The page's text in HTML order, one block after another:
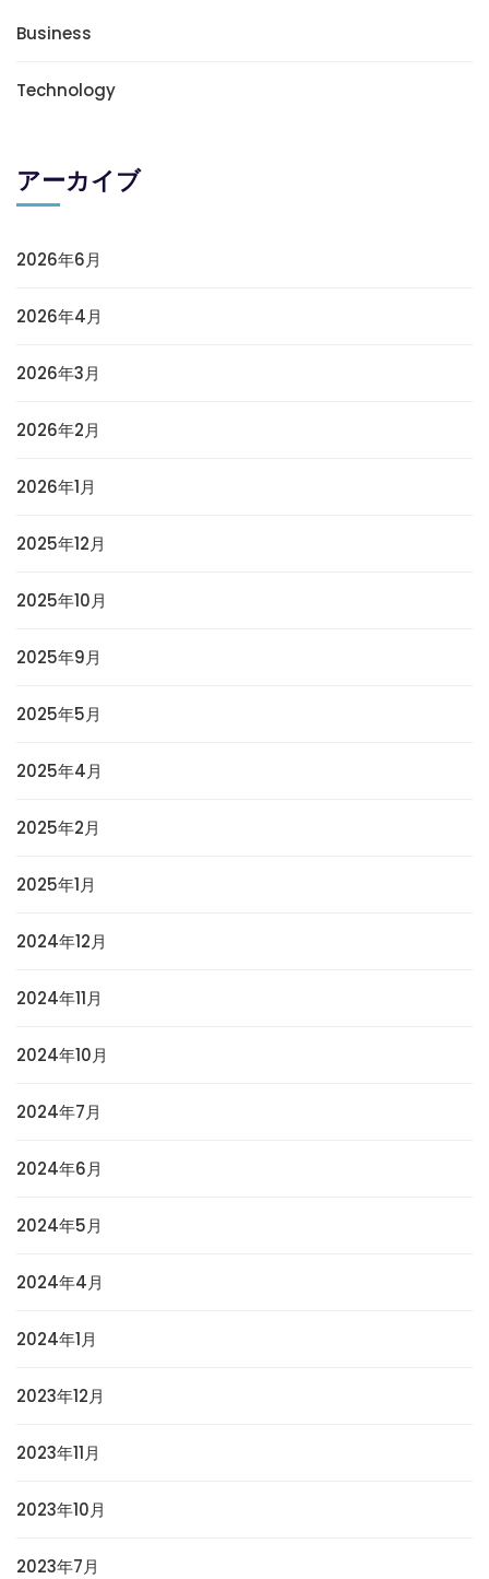
Business
Technology
アーカイブ
2026年6月
2026年4月
2026年3月
2026年2月
2026年1月
2025年12月
2025年10月
2025年9月
2025年5月
2025年4月
2025年2月
2025年1月
2024年12月
2024年11月
2024年10月
2024年7月
2024年6月
2024年5月
2024年4月
2024年1月
2023年12月
2023年11月
2023年10月
2023年7月